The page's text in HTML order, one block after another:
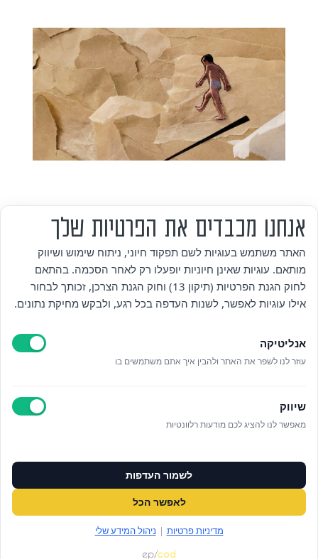
לפרטים נוספים בטלפון/הודעה
073‭-‬3808880
אזור אישי
מדיניות פרטיות
הצהרת נגישות
ניהול עוגיות
אנחנו מכבדים את הפרטיות שלך
האתר משתמש בעוגיות לשם תפקוד חיוני, ניתוח שימוש ושיווק
מותאם. עוגיות שאינן חיוניות יופעלו רק לאחר הסכמה. בהתאם
לחוק הגנת הפרטיות (תיקון 13) וחוק הגנת הצרכן, זכותך לבחור
אילו עוגיות לאפשר, לשנות העדפה בכל רגע, ולבקש מחיקת נתונים.
אנליטיקה
עוזר לנו לשפר את האתר ולהבין איך אתם משתמשים בו
שיווק
מאפשר לנו להציג לכם מודעות רלוונטיות
לשמור העדפות
לאפשר הכל
מדיניות פרטיות | ניהול המידע שלי